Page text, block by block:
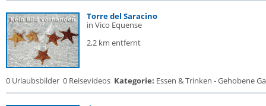
Torre del Saracino
in Vico Equense
2,2 km entfernt
0 Urlaubsbilder 0 Reisevideos Kategorie: Essen & Trinken - Gehobene